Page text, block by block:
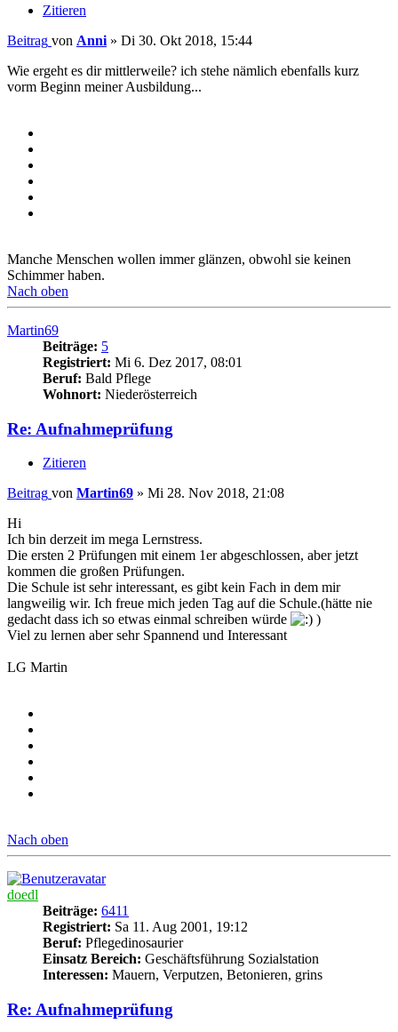
Zitieren
Beitrag von Anni » Di 30. Okt 2018, 15:44
Wie ergeht es dir mittlerweile? ich stehe nämlich ebenfalls kurz
vorm Beginn meiner Ausbildung...
Manche Menschen wollen immer glänzen, obwohl sie keinen
Schimmer haben.
Nach oben
Martin69
Beiträge: 5
Registriert: Mi 6. Dez 2017, 08:01
Beruf: Bald Pflege
Wohnort: Niederösterreich
Re: Aufnahmeprüfung
Zitieren
Beitrag von Martin69 » Mi 28. Nov 2018, 21:08
Hi
Ich bin derzeit im mega Lernstress.
Die ersten 2 Prüfungen mit einem 1er abgeschlossen, aber jetzt
kommen die großen Prüfungen.
Die Schule ist sehr interessant, es gibt kein Fach in dem mir
langweilig wir. Ich freue mich jeden Tag auf die Schule.(hätte nie
gedacht dass ich so etwas einmal schreiben würde
)
Viel zu lernen aber sehr Spannend und Interessant
LG Martin
Nach oben
doedl
Beiträge: 6411
Registriert: Sa 11. Aug 2001, 19:12
Beruf: Pflegedinosaurier
Einsatz Bereich: Geschäftsführung Sozialstation
Interessen: Mauern, Verputzen, Betonieren, grins
Re: Aufnahmeprüfung